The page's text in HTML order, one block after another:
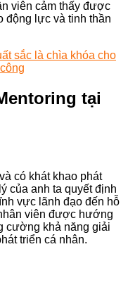
viên cảm thấy được
động lực và tinh thần
sắc là chìa khóa cho
tại
có khát khao phát
của anh ta quyết định
vực lãnh đạo đến hỗ
viên được hướng
cường khả năng giải
triển cá nhân.